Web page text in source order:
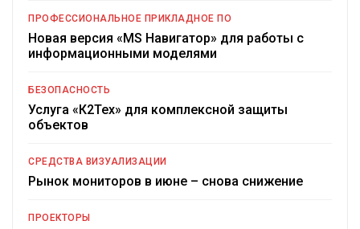
ПРОФЕССИОНАЛЬНОЕ ПРИКЛАДНОЕ ПО
Новая версия «MS Навигатор» для работы с
информационными моделями
БЕЗОПАСНОСТЬ
Услуга «К2Тех» для комплексной защиты
объектов
СРЕДСТВА ВИЗУАЛИЗАЦИИ
Рынок мониторов в июне – снова снижение
ПРОЕКТОРЫ